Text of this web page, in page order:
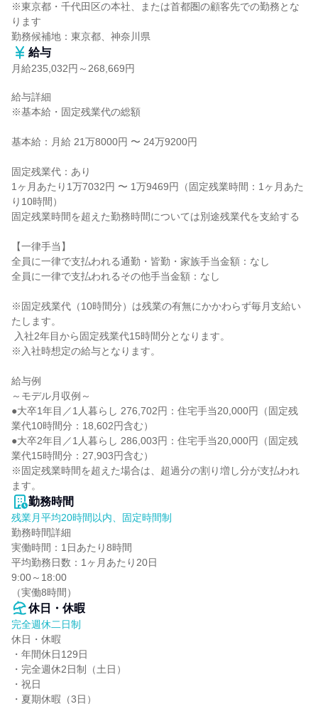
※東京都・千代田区の本社、または首都圏の顧客先での勤務とな
ります
勤務候補地：東京都、神奈川県
給与
月給235,032円～268,669円
給与詳細
※基本給・固定残業代の総額
基本給：月給 21万8000円 〜 24万9200円
固定残業代：あり
1ヶ月あたり1万7032円 〜 1万9469円（固定残業時間：1ヶ月あた
り10時間）
固定残業時間を超えた勤務時間については別途残業代を支給する
【一律手当】
全員に一律で支払われる通勤・皆勤・家族手当金額：なし
全員に一律で支払われるその他手当金額：なし
※固定残業代（10時間分）は残業の有無にかかわらず毎月支給い
たします。
※入社時想定の給与となります。
給与例
～モデル月収例～
●大卒1年目／1人暮らし 276,702円：住宅手当20,000円（固定残
業代10時間分：18,602円含む）
●大卒2年目／1人暮らし 286,003円：住宅手当20,000円（固定残
業代15時間分：27,903円含む）
※固定残業時間を超えた場合は、超過分の割り増し分が支払われ
ます。
勤務時間
残業月平均20時間以内、固定時間制
勤務時間詳細
実働時間：1日あたり8時間
平均勤務日数：1ヶ月あたり20日
9:00～18:00
（実働8時間）
休日・休暇
完全週休二日制
休日・休暇
・年間休日129日
・完全週休2日制（土日）
・祝日
・夏期休暇（3日）